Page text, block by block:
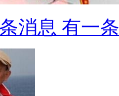
消息 有一